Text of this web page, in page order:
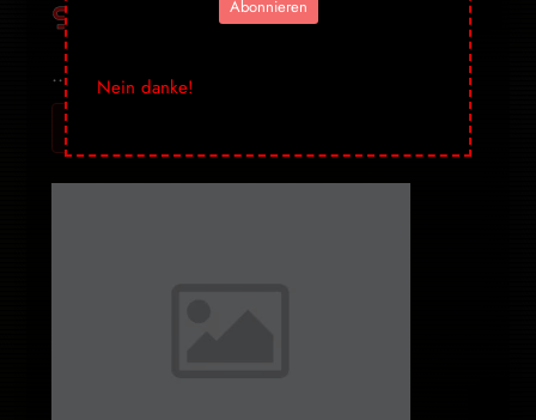
serviert!
...
Abonnieren
Nein danke!